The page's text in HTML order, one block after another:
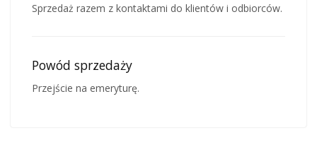
Sprzedaż razem z kontaktami do klientów i odbiorców.
Powód sprzedaży
Przejście na emeryturę.